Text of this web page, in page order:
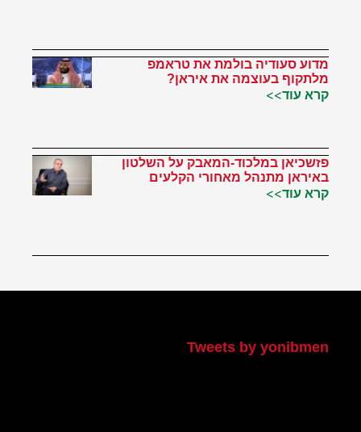
מדוע סעודיה בולמת את טראמפ
מלתקוף בעוצמה את איראן?
קרא עוד>>
פזשכיאן במלכוד-המאבק על השלטון
באיראן מתנהל מאחורי הקלעים
קרא עוד>>
Tweets by yonibmen